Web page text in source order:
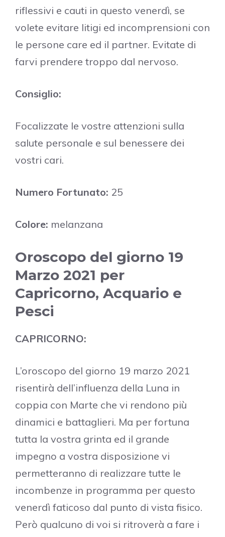
riflessivi e cauti in questo venerdì, se
volete evitare litigi ed incomprensioni con
le persone care ed il partner. Evitate di
farvi prendere troppo dal nervoso.
Consiglio:
Focalizzate le vostre attenzioni sulla
salute personale e sul benessere dei
vostri cari.
Numero Fortunato: 25
Colore: melanzana
Oroscopo del giorno 19
Marzo 2021 per
Capricorno, Acquario e
Pesci
CAPRICORNO:
L’oroscopo del giorno 19 marzo 2021
risentirà dell’influenza della Luna in
coppia con Marte che vi rendono più
dinamici e battaglieri. Ma per fortuna
tutta la vostra grinta ed il grande
impegno a vostra disposizione vi
permetteranno di realizzare tutte le
incombenze in programma per questo
venerdì faticoso dal punto di vista fisico.
Però qualcuno di voi si ritroverà a fare i